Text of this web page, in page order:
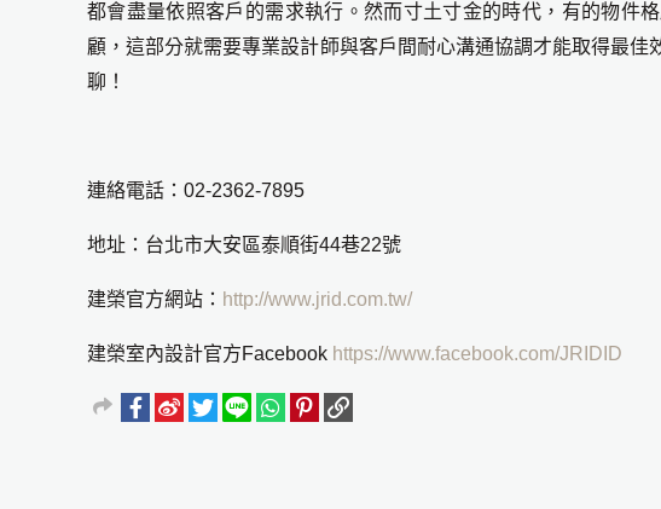
都會盡量依照客戶的需求執行。然而寸土寸金的時代，有的物件
顧，這部分就需要專業設計師與客戶間耐心溝通協調才能取得最
聊！
連絡電話：02-2362-7895
地址：台北市大安區泰順街44巷22號
建榮官方網站： http://www.jrid.com.tw/
建榮室內設計官方Facebook https://www.facebook.com/JRIDID